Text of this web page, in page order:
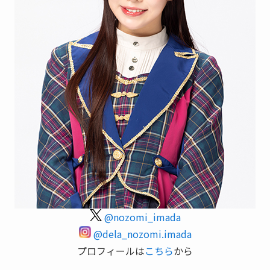
@nozomi_imada
@dela_nozomi.imada
プロフィールはこちらから